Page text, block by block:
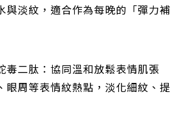
與淡紋，適合作為每晚的「彈力補
毒二肽：協同溫和放鬆表情肌張
眼周等表情紋熱點，淡化細紋、提